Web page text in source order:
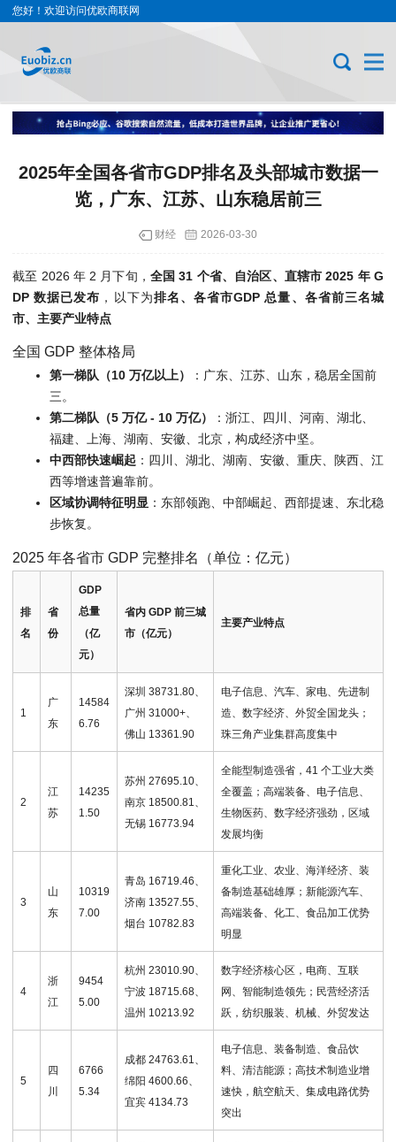
您好！欢迎访问优欧商联网
2025年全国各省市GDP排名及头部城市数据一
览，广东、江苏、山东稳居前三
财经 2026-03-30
截至 2026 年 2 月下旬， 全国 31 个省、自治区、直辖市 2025 年 G
DP 数据已发布 ，以下为排名、各省市GDP 总量、各省前三名城
市、主要产业特点
全国 GDP 整体格局
第一梯队（10 万亿以上）
：广东、江苏、山东，稳居全国前
三。
第二梯队（5 万亿 - 10 万亿）
：浙江、四川、河南、湖北、
福建、上海、湖南、安徽、北京，构成经济中坚。
中西部快速崛起 ：四川、湖北、湖南、安徽、重庆、陕西、江
西等增速普遍靠前。
区域协调特征明显 ：东部领跑、中部崛起、西部提速、东北稳
步恢复。
2025 年各省市 GDP 完整排名（单位：亿元）
排
名
省
份
GDP
总量
（亿
元）
省内 GDP 前三城
市（亿元）
主要产业特点
1
广
东
14584
6.76
深圳 38731.80、
广州 31000+、
佛山 13361.90
电子信息、汽车、家电、先进制
造、数字经济、外贸全国龙头；
珠三角产业集群高度集中
2
江
苏
14235
1.50
苏州 27695.10、
南京 18500.81、
无锡 16773.94
全能型制造强省，41 个工业大类
全覆盖；高端装备、电子信息、
生物医药、数字经济强劲，区域
发展均衡
3
山
东
10319
7.00
青岛 16719.46、
济南 13527.55、
烟台 10782.83
重化工业、农业、海洋经济、装
备制造基础雄厚；新能源汽车、
高端装备、化工、食品加工优势
明显
4
浙
江
9454
5.00
杭州 23010.90、
宁波 18715.68、
温州 10213.92
数字经济核心区，电商、互联
网、智能制造领先；民营经济活
跃，纺织服装、机械、外贸发达
5
四
川
6766
5.34
成都 24763.61、
绵阳 4600.66、
宜宾 4134.73
电子信息、装备制造、食品饮
料、清洁能源；高技术制造业增
速快，航空航天、集成电路优势
突出